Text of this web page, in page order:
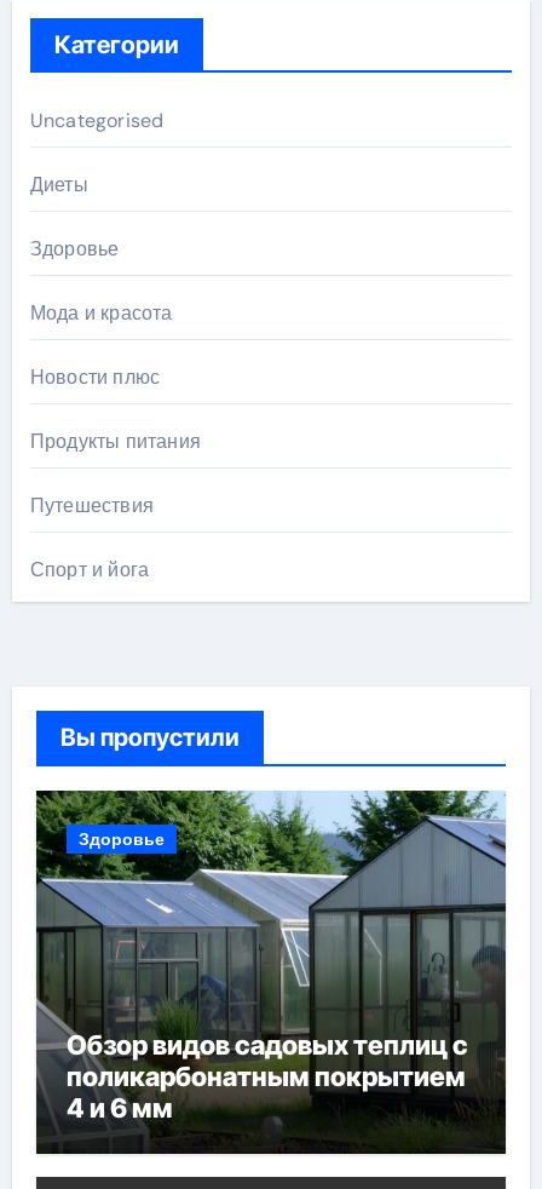
Категории
Uncategorised
Диеты
Здоровье
Мода и красота
Новости плюс
Продукты питания
Путешествия
Спорт и йога
Вы пропустили
Здоровье
Обзор видов садовых теплиц с
поликарбонатным покрытием
4 и 6 мм